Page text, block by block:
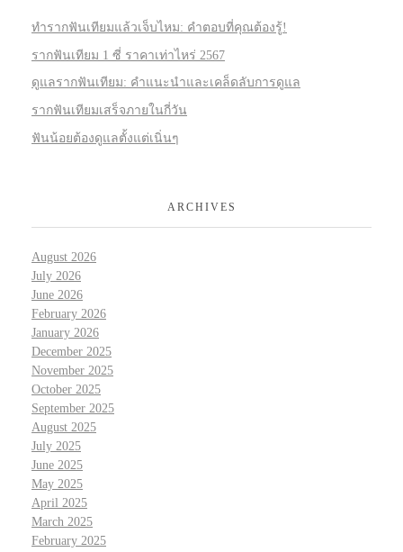
ทำรากฟันเทียมแล้วเจ็บไหม: คำตอบที่คุณต้องรู้!
รากฟันเทียม 1 ซี่ ราคาเท่าไหร่ 2567
ดูแลรากฟันเทียม: คำแนะนำและเคล็ดลับการดูแล
รากฟันเทียมเสร็จภายในกี่วัน
ฟันน้อยต้องดูแลตั้งแต่เนิ่นๆ
ARCHIVES
August 2026
July 2026
June 2026
February 2026
January 2026
December 2025
November 2025
October 2025
September 2025
August 2025
July 2025
June 2025
May 2025
April 2025
March 2025
February 2025